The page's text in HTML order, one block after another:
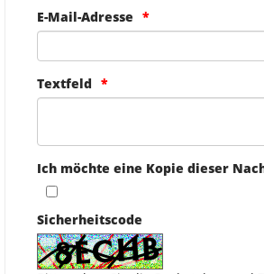
E-Mail-Adresse
Textfeld
Ich möchte eine Kopie dieser
Sicherheitscode